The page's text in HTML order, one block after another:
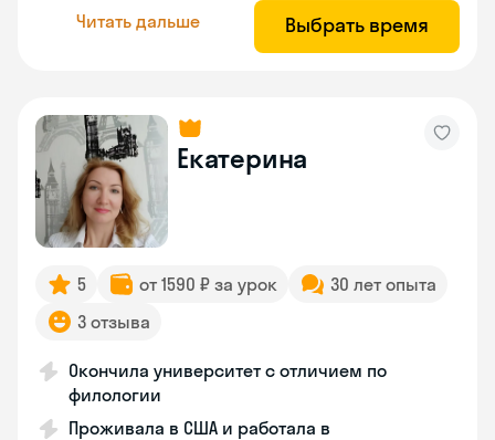
Читать дальше Выбрать время
Екатерина
5 от 1590 ₽ за урок
30 лет опыта
3 отзыва
Окончила университет с отличием по
филологии
Проживала в США и работала в